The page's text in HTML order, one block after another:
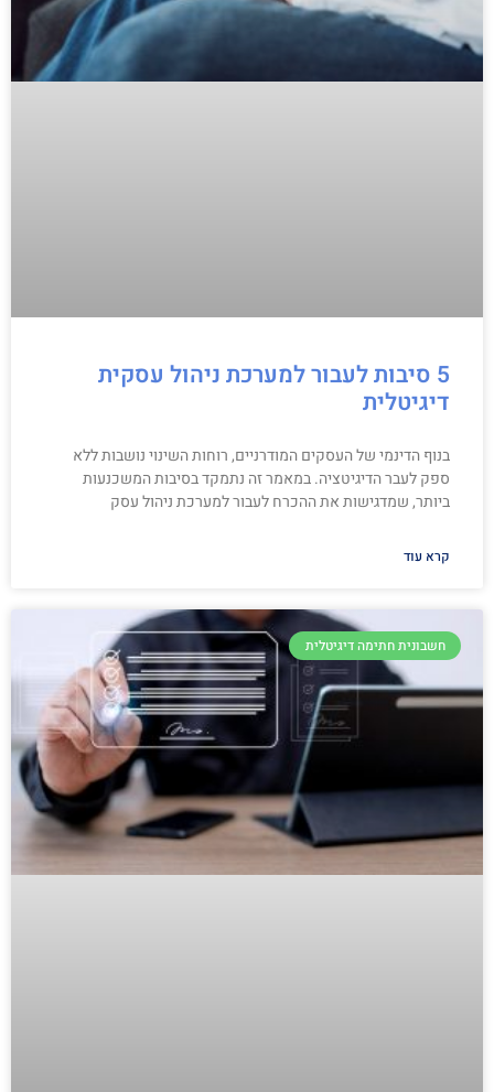
5 סיבות לעבור למערכת ניהול עסקית
דיגיטלית
בנוף הדינמי של העסקים המודרניים, רוחות השינוי נושבות ללא
ספק לעבר הדיגיטציה. במאמר זה נתמקד בסיבות המשכנעות
ביותר, שמדגישות את ההכרח לעבור למערכת ניהול עסק
קרא עוד
חשבונית חתימה דיגיטלית